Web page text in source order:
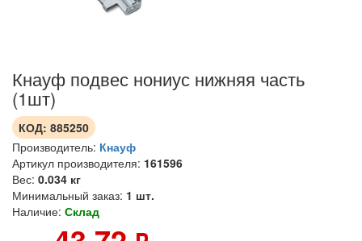
Кнауф подвес нониус нижняя часть
(1шт)
КОД: 885250
Производитель: Кнауф
Артикул производителя: 161596
Вес: 0.034 кг
Минимальный заказ: 1 шт.
Наличие: Склад